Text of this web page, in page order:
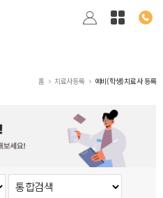
홈 치료사등록 예비(학생)치료사 등록